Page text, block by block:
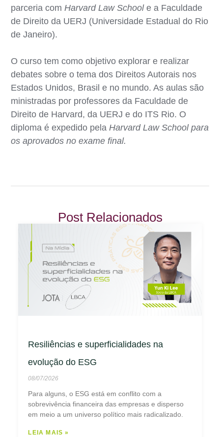
parceria comHarvard Law Schoole a Faculdade
de Direito da UERJ (Universidade Estadual do Rio
de Janeiro).
O curso tem como objetivo explorar e realizar
debates sobre o tema dos Direitos Autorais nos
Estados Unidos, Brasil e no mundo. As aulas são
ministradas por professores da Faculdade de
Direito de Harvard, da UERJ e do ITS Rio. O
diploma é expedido pelaHarvard Law School para
os aprovados no exame final.
Post Relacionados
Resiliências e superficialidades na
evolução do ESG
08/07/2026
Para alguns, o ESG está em conflito com a
sobrevivência financeira das empresas e disperso
em meio a um universo político mais radicalizado.
LEIA MAIS »